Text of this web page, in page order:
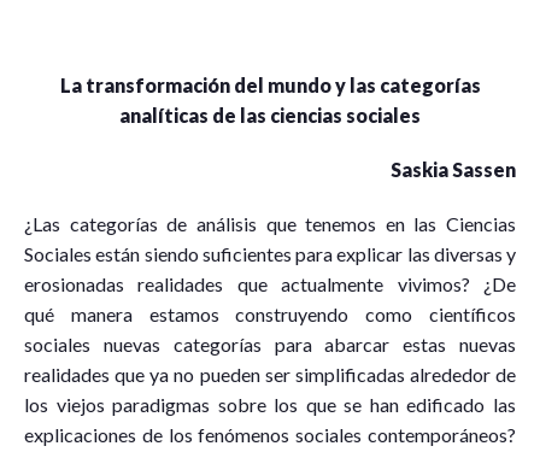
La transformación del mundo y las categorías
analíticas de las ciencias sociales
Saskia Sassen
¿Las categorías de análisis que tenemos en las Ciencias
Sociales están siendo suficientes para explicar las diversas y
erosionadas realidades que actualmente vivimos? ¿De
qué manera estamos construyendo como científicos
sociales nuevas categorías para abarcar estas nuevas
realidades que ya no pueden ser simplificadas alrededor de
los viejos paradigmas sobre los que se han edificado las
explicaciones de los fenómenos sociales contemporáneos?